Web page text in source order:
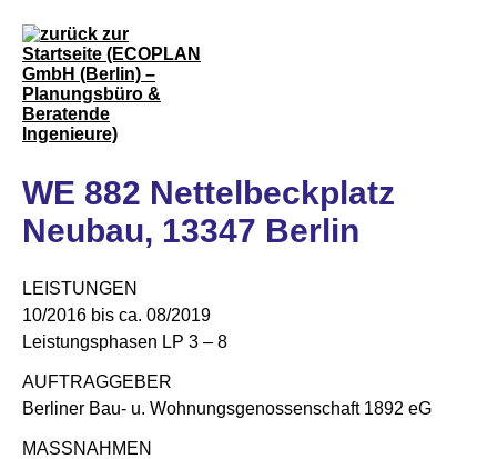
WE 882 Nettelbeckplatz
Neubau, 13347 Berlin
LEISTUNGEN
10/2016 bis ca. 08/2019
Leistungsphasen LP 3 – 8
AUFTRAGGEBER
Berliner Bau- u. Wohnungsgenossenschaft 1892 eG
MASSNAHMEN